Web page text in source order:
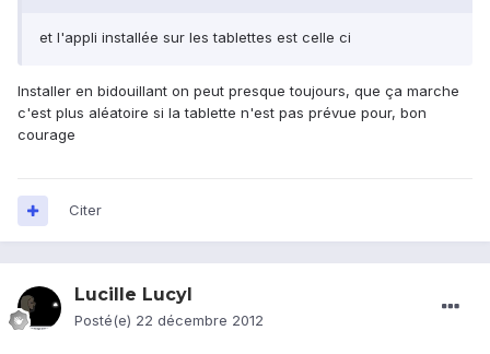
et l'appli installée sur les tablettes est celle ci
Installer en bidouillant on peut presque toujours, que ça marche
c'est plus aléatoire si la tablette n'est pas prévue pour, bon
courage
Citer
Lucille Lucyl
Posté(e) 22 décembre 2012